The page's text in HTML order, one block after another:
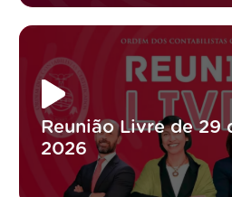
Reunião Livre de 29
2026